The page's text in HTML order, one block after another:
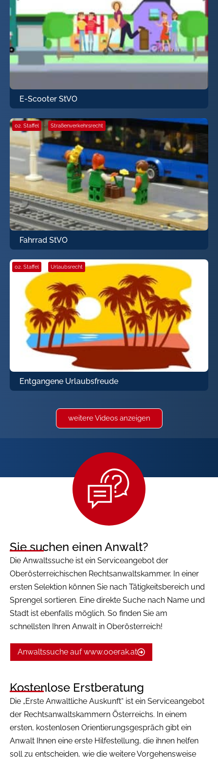
E-Scooter StVO
02. Staffel · Straßenverkehrsrecht
Fahrrad StVO
02. Staffel Urlaubsrecht
Entgangene Urlaubsfreude
weitere Videos anzeigen
Sie suchen einen Anwalt?
Die Anwaltssuche ist ein Serviceangebot der
Oberösterreichischen Rechtsanwaltskammer. In einer
ersten Selektion können Sie nach Tätigkeitsbereich und
Sprengel sortieren. Eine direkte Suche nach Name und
Stadt ist ebenfalls möglich. So finden Sie am
schnellsten Ihren Anwalt in Oberösterreich!
Anwaltssuche auf www.ooerak.at
Kostenlose Erstberatung
Die „Erste Anwaltliche Auskunft“ ist ein Serviceangebot
der Rechtsanwaltskammern Österreichs. In einem
ersten, kostenlosen Orientierungsgespräch gibt ein
Anwalt Ihnen eine erste Hilfestellung, die ihnen helfen
soll zu entscheiden, wie die weitere Vorgehensweise